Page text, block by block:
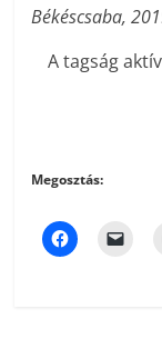
Békéscsaba,
A tagság
Megosztás: